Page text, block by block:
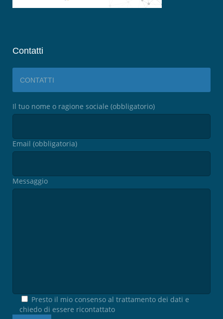
Contatti
CONTATTI
Il tuo nome o ragione sociale (obbligatorio)
Email (obbligatoria)
Messaggio
Presto il mio consenso al trattamento dei dati e
chiedo di essere ricontattato